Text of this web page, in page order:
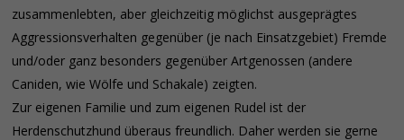
zusammenlebten, aber gleichzeitig möglichst ausgeprägtes
Aggressionsverhalten gegenüber (je nach Einsatzgebiet) Fremde
und/oder ganz besonders gegenüber Artgenossen (andere
Caniden, wie Wölfe und Schakale) zeigten.
Zur eigenen Familie und zum eigenen Rudel ist der
Herdenschutzhund überaus freundlich. Daher werden sie gerne